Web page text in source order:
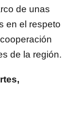
de unas
en el respeto
de la región.